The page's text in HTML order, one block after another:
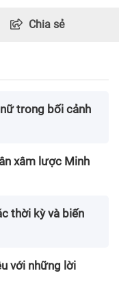
Chia sẻ
trong bối cảnh
xâm lược Minh
thời kỳ và biến
với những lời